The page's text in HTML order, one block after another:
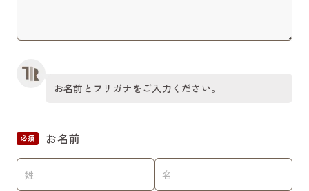
お名前とフリガナをご入力ください。
必須 お名前